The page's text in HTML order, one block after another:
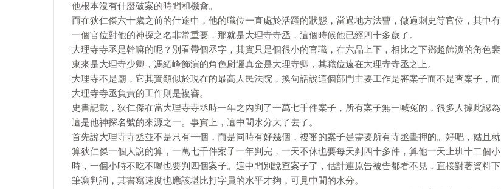
他根本沒有什麼破案的時間和機會。
而在狄仁傑六十歲之前的仕途中，他的職位一直處於活躍的狀態，當過地方法曹，做過刺史等官位，其中有
一個官位對他的神探之名非常重要，那就是大理寺寺丞，這個時候他已經四十多歲了。
大理寺寺丞是幹嘛的呢？別看帶個丞字，其實只是個很小的官職，在六品上下，相比之下鄧超飾演的角色裴
東來是大理寺少卿，馮紹峰飾演的角色尉遲真金是大理寺卿，其職位遠在大理寺寺丞之上。
大理寺不是廟，它其實類似於現在的最高人民法院，換句話說這個部門主要工作是審案子而不是查案子，而
大理寺寺丞負責的工作則是複審。
史書記載，狄仁傑在當大理寺寺丞時一年之內判了一萬七千件案子，所有案子無一喊冤的，很多人據此認為
這是他神探名號的來源之一。事實上，這中間水分大了去了。
首先說大理寺寺丞並不是只有一個，而是同時有好幾個，複審的案子是需要所有寺丞畫押的。好吧，姑且就
算狄仁傑一個人說的算，一萬七千件案子一年判完，一天不休也要每天判四十多件，算他一天上班十二個小
時，一個小時不吃不喝也要判四個案子。這中間別說查案子了，估計連原告被告都看不見，直接對著資料下
筆寫判詞，其書寫速度也應該堪比打字員的水平才夠，可見中間的水分。